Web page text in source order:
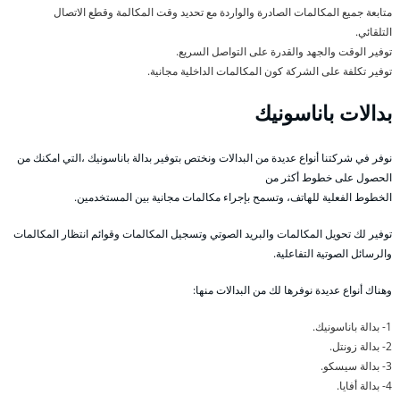
متابعة جميع المكالمات الصادرة والواردة مع تحديد وقت المكالمة وقطع الاتصال
التلقائي.
توفير الوقت والجهد والقدرة على التواصل السريع.
توفير تكلفة على الشركة كون المكالمات الداخلية مجانية.
بدالات باناسونيك
نوفر في شركتنا أنواع عديدة من البدالات ونختص بتوفير بدالة باناسونيك ،التي امكنك من
الحصول على خطوط أكثر من
الخطوط الفعلية للهاتف، وتسمح بإجراء مكالمات مجانية بين المستخدمين.
توفير لك تحويل المكالمات والبريد الصوتي وتسجيل المكالمات وقوائم انتظار المكالمات
والرسائل الصوتية التفاعلية.
وهناك أنواع عديدة نوفرها لك من البدالات منها:
1- بدالة باناسونيك.
2- بدالة زونتل.
3- بدالة سيسكو.
4- بدالة أفايا.